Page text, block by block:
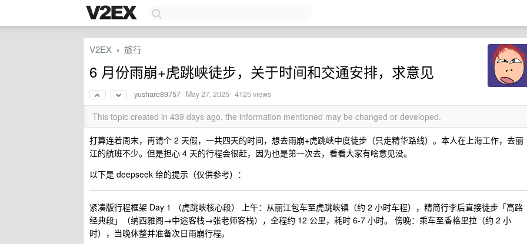
V2EX › 旅行
6 月份雨崩+虎跳峡徒步，关于时间和交通安排，求意见
yushare89757 · May 27, 2025 · 4125 views
This topic created in 439 days ago, the information mentioned may be changed or developed.
打算连着周末，再请个 2 天假，一共四天的时间，想去雨崩+虎跳峡中度徒步（只走精华路线）。本人在上海工作，去丽
江的航班不少。但是担心 4 天的行程会很赶，因为也是第一次去，看看大家有啥意见没。
以下是 deepseek 给的提示（仅供参考）：
紧凑版行程框架‌ ‌Day 1 （虎跳峡核心段）‌ ‌上午‌：从丽江包车至虎跳峡镇（约 2 小时车程），精简行李后直接徒步「高路
经典段」（纳西雅阁→中途客栈→张老师客栈），全程约 12 公里，耗时 6-7 小时。 ‌傍晚‌：乘车至香格里拉（约 2 小
时），当晚休整并准备次日雨崩行程。